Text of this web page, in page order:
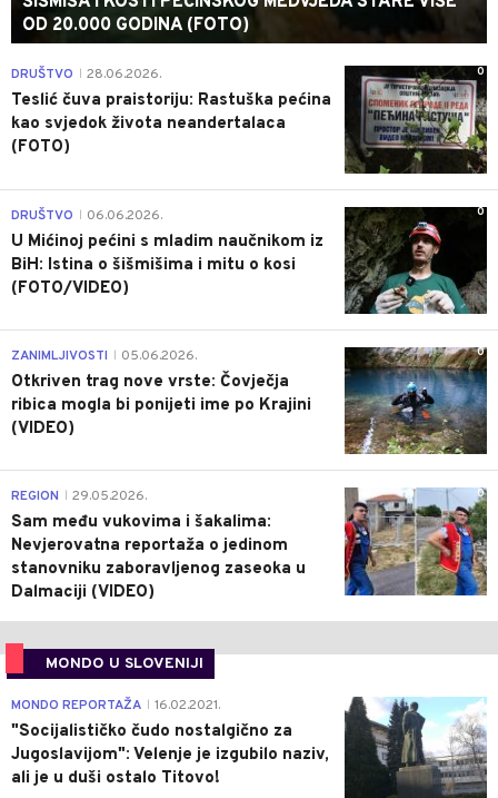
OD 20.000 GODINA (FOTO)
0
DRUŠTVO 28.06.2026.
Teslić čuva praistoriju: Rastuška pećina
kao svjedok života neandertalaca
(FOTO)
0
DRUŠTVO 06.06.2026.
U Mićinoj pećini s mladim naučnikom iz
BiH: Istina o šišmišima i mitu o kosi
(FOTO/VIDEO)
0
ZANIMLJIVOSTI 05.06.2026.
Otkriven trag nove vrste: Čovječja
ribica mogla bi ponijeti ime po Krajini
(VIDEO)
0
REGION 29.05.2026.
Sam među vukovima i šakalima:
Nevjerovatna reportaža o jedinom
stanovniku zaboravljenog zaseoka u
Dalmaciji (VIDEO)
MONDO U SLOVENIJI
4
MONDO REPORTAŽA 16.02.2021.
"Socijalističko čudo nostalgično za
Jugoslavijom": Velenje je izgubilo naziv,
ali je u duši ostalo Titovo!